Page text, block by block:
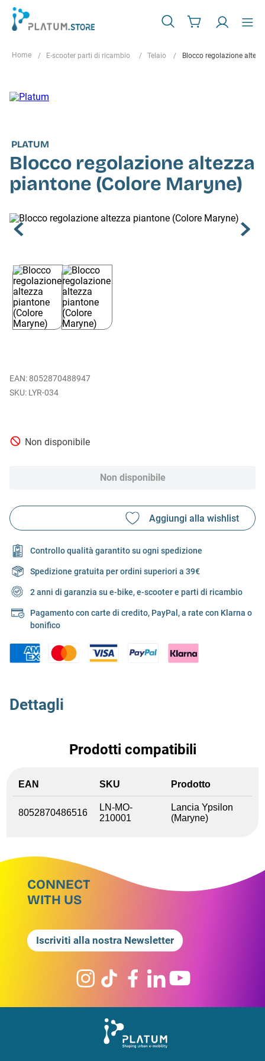
E-scooter parti di ricambio Telaio Blocco regolazione
PLATUM
Blocco regolazione altezza
piantone (Colore Maryne)
EAN: 8052870488947
LYR-034
Non disponibile
Non disponibile
Controllo qualità garantito su ogni spedizione
Spedizione gratuita per ordini superiori a 39€
2 anni di garanzia su e-bike, e-scooter e parti di ricambio
Pagamento con carte di credito, PayPal, a rate con Klarna o
bonifico
Dettagli
Prodotti compatibili
EAN SKU Prodotto
8052870486516
LN-MO-
210001
Lancia Ypsilon
(Maryne)
CONNECT
WITH US
Iscriviti alla nostra Newsletter